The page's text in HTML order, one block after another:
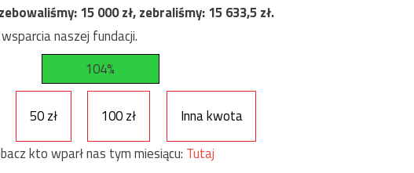
15 000zł, zebraliśmy:15 633,5zł.
naszej fundacji.
104%
50 zł 100 zł
Inna kwota
kto wparł nas tym miesiącu: Tutaj